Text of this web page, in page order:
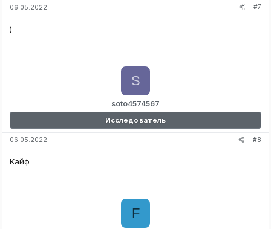
06.05.2022 #7
)
soto4574567
S
Исследователь
06.05.2022 #8
Кайф
F